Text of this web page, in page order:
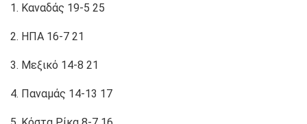
1. Καναδάς 19-5 25
2. ΗΠΑ 16-7 21
3. Μεξικό 14-8 21
4. Παναμάς 14-13 17